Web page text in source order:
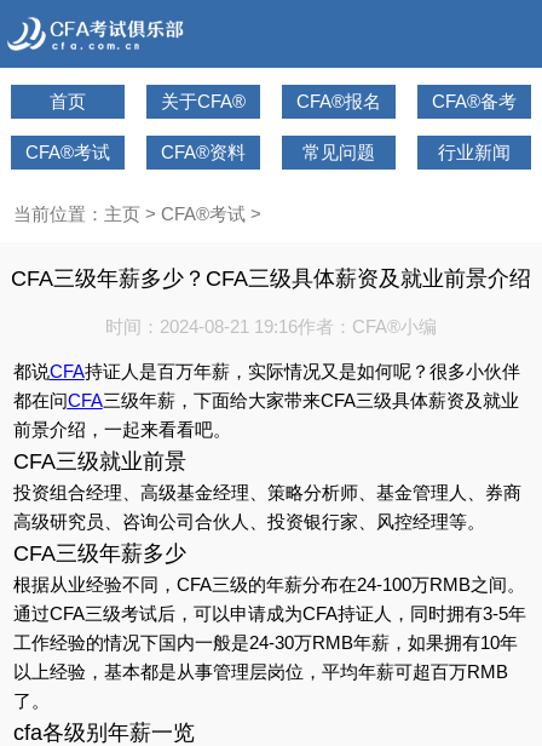
首页 关于CFA® CFA®报名 CFA®备考
CFA®考试 CFA®资料 常见问题 行业新闻
当前位置： 主页> CFA®考试>
CFA三级年薪多少？CFA三级具体薪资及就业前景介绍
时间：2024-08-21 19:16作者：CFA®小编
都说CFA持证人是百万年薪，实际情况又是如何呢？很多小伙伴
都在问CFA三级年薪，下面给大家带来CFA三级具体薪资及就业
前景介绍，一起来看看吧。
CFA三级就业前景
投资组合经理、高级基金经理、策略分析师、基金管理人、券商
高级研究员、咨询公司合伙人、投资银行家、风控经理等。
CFA三级年薪多少
根据从业经验不同，CFA三级的年薪分布在24-100万RMB之间。
通过CFA三级考试后，可以申请成为CFA持证人，同时拥有3-5年
工作经验的情况下国内一般是24-30万RMB年薪，如果拥有10年
以上经验，基本都是从事管理层岗位，平均年薪可超百万RMB
了。
cfa各级别年薪一览